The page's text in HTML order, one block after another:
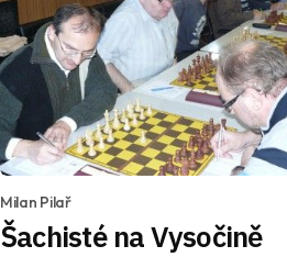
Milan Pilař
Šachisté na Vysočině